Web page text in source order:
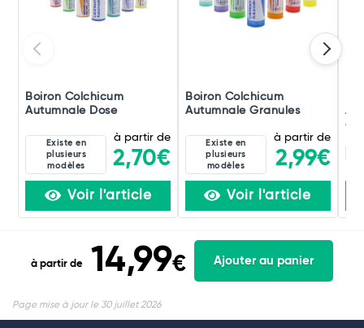
Boiron Colchicum
Autumnale Dose
Existe en
plusieurs
modèles
à partir de
2,70€
Voir l'article
Boiron Colchicum
Autumnale Granules
Existe en
plusieurs
modèles
à partir de
2,99€
Voir l'article
g
à partir de 14,99€ Ajouter au panier
Page mise à jour le 30 juillet 2026